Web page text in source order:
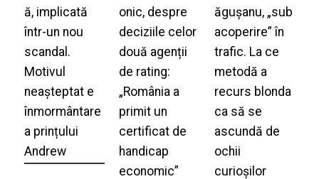
ă, implicată
într-un nou
scandal.
Motivul
neașteptat e
înmormântare
a prințului
Andrew
onic, despre
deciziile celor
două agenții
de rating:
„România a
primit un
certificat de
handicap
economic”
ăgușanu, „sub
acoperire” în
trafic. La ce
metodă a
recurs blonda
ca să se
ascundă de
ochii
curioșilor